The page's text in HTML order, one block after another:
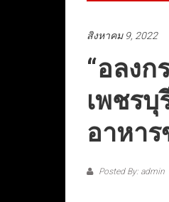
สิงหาคม 9, 2022
“อลง
เพชร
อาหาร
Posted By: admin